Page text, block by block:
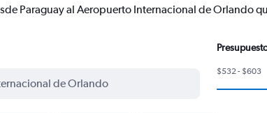
Paraguay al Aeropuerto Internacional de Orlando
$532 - $603